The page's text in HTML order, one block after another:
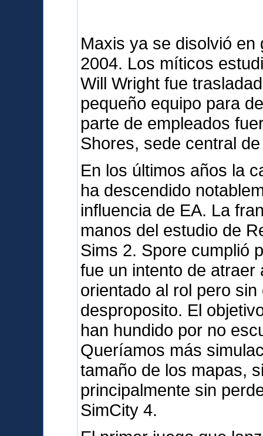
Maxis ya se disolvió
2004. Los míticos
Will Wright fue
pequeño equipo para
parte de empleados
Shores, sede central
En los últimos años la
ha descendido
influencia de EA. La
manos del estudio de
Sims 2. Spore cumplió
fue un intento de
orientado al rol pero
desproposito. El
han hundido por no
Queríamos más
tamaño de los mapas,
principalmente sin
SimCity 4.